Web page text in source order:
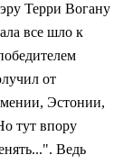
Терри Вогану
все шло к
от
Эстонии,
тут впору
Ведь